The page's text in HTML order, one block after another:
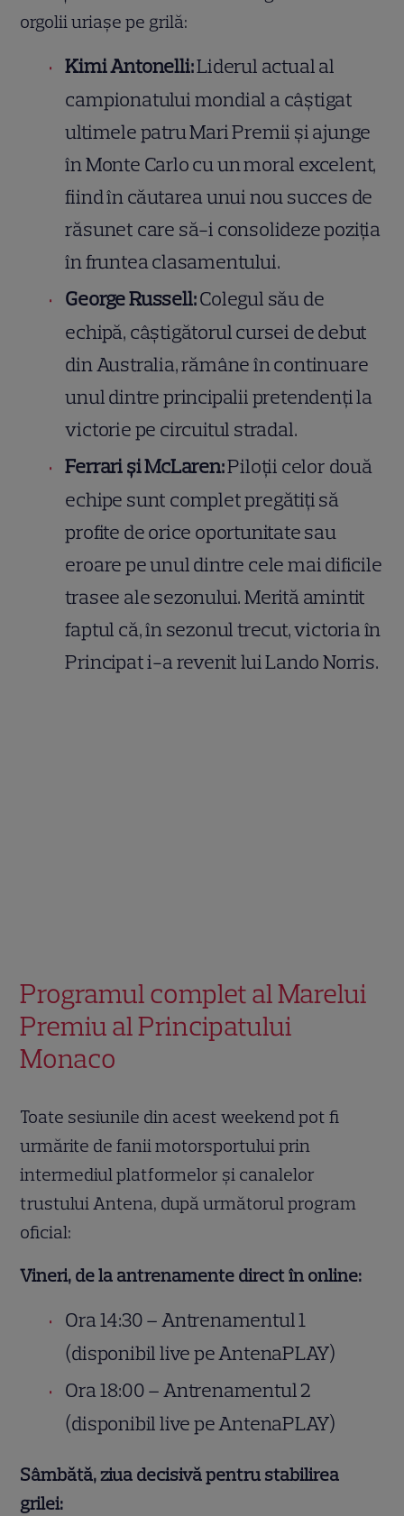
orgolii uriașe pe grilă:
Kimi Antonelli:Liderul actual al
campionatului mondial a câștigat
ultimele patru Mari Premii și ajunge
în Monte Carlo cu un moral excelent,
fiind în căutarea unui nou succes de
răsunet care să-i consolideze poziția
în fruntea clasamentului.
George Russell:Colegul său de
echipă, câștigătorul cursei de debut
din Australia, rămâne în continuare
unul dintre principalii pretendenți la
victorie pe circuitul stradal.
Ferrari și McLaren:Piloții celor două
echipe sunt complet pregătiți să
profite de orice oportunitate sau
eroare pe unul dintre cele mai dificile
trasee ale sezonului. Merită amintit
faptul că, în sezonul trecut, victoria în
Principat i-a revenit lui Lando Norris.
Programul complet al Marelui
Premiu al Principatului
Monaco
Toate sesiunile din acest weekend pot fi
urmărite de fanii motorsportului prin
intermediul platformelor și canalelor
trustului Antena, după următorul program
oficial:
Vineri, de la antrenamente direct în online:
Ora 14:30 – Antrenamentul 1
(disponibil live pe AntenaPLAY)
Ora 18:00 – Antrenamentul 2
(disponibil live pe AntenaPLAY)
Sâmbătă, ziua decisivă pentru stabilirea
grilei: